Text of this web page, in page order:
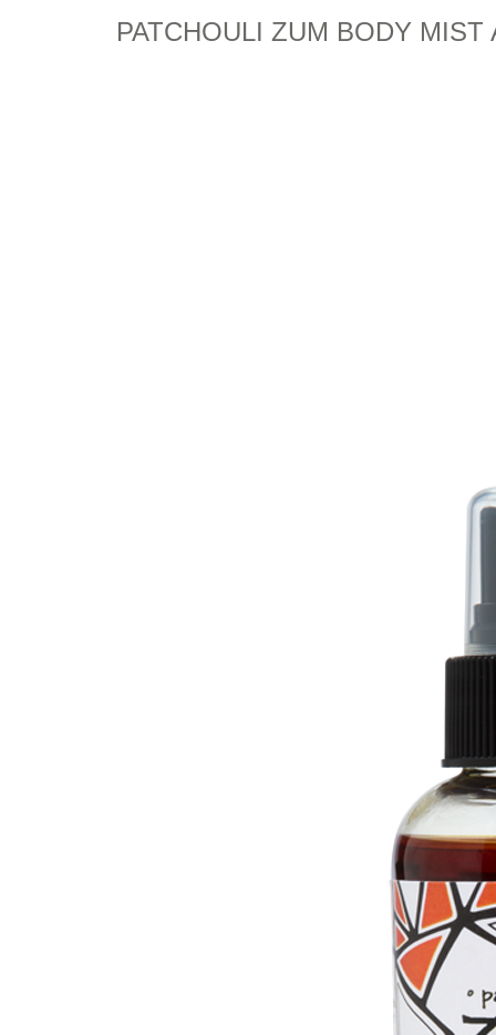
PATCHOULI ZUM BODY